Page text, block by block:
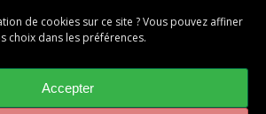
de cookies sur ce site ? Vous pouvez affiner
choix dans les préférences.
Accepter
Mentions légales